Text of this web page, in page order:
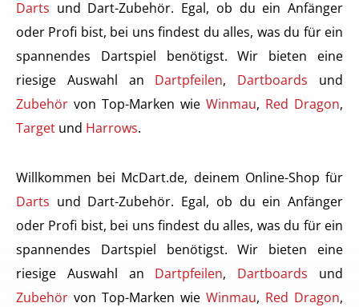
Darts und Dart-Zubehör. Egal, ob du ein Anfänger
oder Profi bist, bei uns findest du alles, was du für ein
spannendes Dartspiel benötigst. Wir bieten eine
riesige Auswahl an Dartpfeilen, Dartboards und
Zubehör von Top-Marken wie Winmau, Red Dragon,
Target und Harrows.
Willkommen bei McDart.de, deinem Online-Shop für
Darts und Dart-Zubehör. Egal, ob du ein Anfänger
oder Profi bist, bei uns findest du alles, was du für ein
spannendes Dartspiel benötigst. Wir bieten eine
riesige Auswahl an Dartpfeilen, Dartboards und
Zubehör von Top-Marken wie Winmau, Red Dragon,